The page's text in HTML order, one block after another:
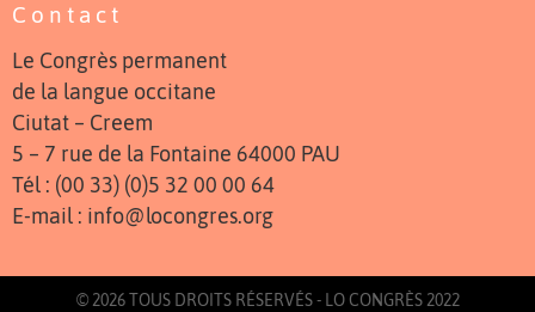
Contact
Le Congrès permanent
de la langue occitane
Ciutat – Creem
5 – 7 rue de la Fontaine 64000 PAU
Tél : (00 33) (0)5 32 00 00 64
E-mail : info@locongres.org
© 2026 TOUS DROITS RÉSERVÉS - LO CONGRÈS 2022